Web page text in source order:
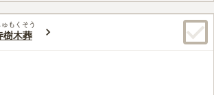
口コミの続きを読む
もくそう
樹木葬